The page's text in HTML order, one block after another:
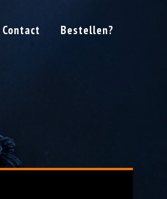
Contact Bestellen?